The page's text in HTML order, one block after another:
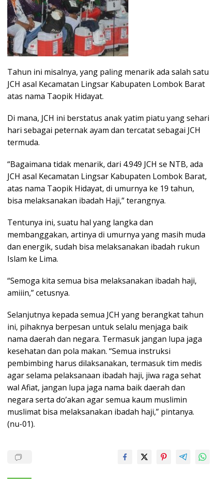
Tahun ini misalnya, yang paling menarik ada salah satu
JCH asal Kecamatan Lingsar Kabupaten Lombok Barat
atas nama Taopik Hidayat.
Di mana, JCH ini berstatus anak yatim piatu yang sehari
hari sebagai peternak ayam dan tercatat sebagai JCH
termuda.
“Bagaimana tidak menarik, dari 4.949 JCH se NTB, ada
JCH asal Kecamatan Lingsar Kabupaten Lombok Barat,
atas nama Taopik Hidayat, di umurnya ke 19 tahun,
bisa melaksanakan ibadah Haji,” terangnya.
Tentunya ini, suatu hal yang langka dan
membanggakan, artinya di umurnya yang masih muda
dan energik, sudah bisa melaksanakan ibadah rukun
Islam ke Lima.
“Semoga kita semua bisa melaksanakan ibadah haji,
amiiin,” cetusnya.
Selanjutnya kepada semua JCH yang berangkat tahun
ini, pihaknya berpesan untuk selalu menjaga baik
nama daerah dan negara. Termasuk jangan lupa jaga
kesehatan dan pola makan. “Semua instruksi
pembimbing harus dilaksanakan, termasuk tim medis
agar selama pelaksanaan ibadah haji, jiwa raga sehat
wal Afiat, jangan lupa jaga nama baik daerah dan
negara serta do’akan agar semua kaum muslimin
muslimat bisa melaksanakan ibadah haji,” pintanya.
(nu-01).